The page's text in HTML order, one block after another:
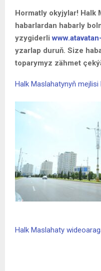
Hormatly okyjylar! Halk
habarlardan habarly
yzygiderli
yzarlap duruň. Size
toparymyz zähmet
Halk Maslahatynyň mejlisi
Halk Maslahaty